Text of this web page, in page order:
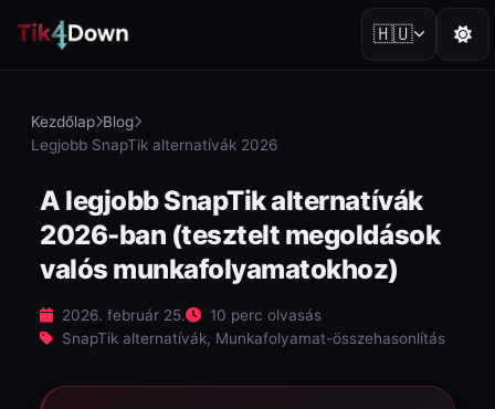
🇭🇺
Kezdőlap Blog
Legjobb SnapTik alternatívák 2026
A legjobb SnapTik alternatívák
2026-ban (tesztelt megoldások
valós munkafolyamatokhoz)
2026. február 25.
10 perc olvasás
SnapTik alternatívák, Munkafolyamat-összehasonlítás